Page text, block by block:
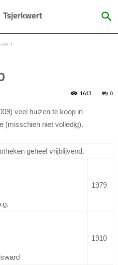
0
1643
veel huizen te koop in
(misschien niet volledig).
geheel vrijblijvend.
1979
1910